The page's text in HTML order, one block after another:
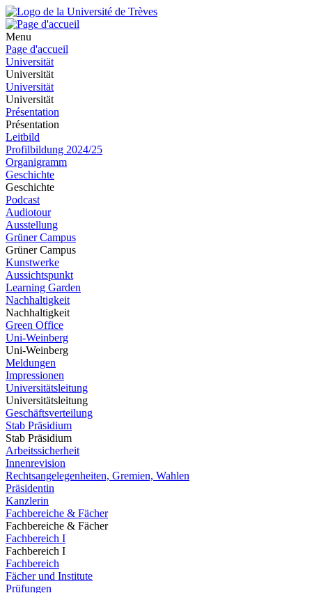
Menu
Page d'accueil
Universität
Universität
Universität
Universität
Présentation
Présentation
Leitbild
Profilbildung 2024/25
Organigramm
Geschichte
Geschichte
Podcast
Audiotour
Ausstellung
Grüner Campus
Grüner Campus
Kunstwerke
Aussichtspunkt
Learning Garden
Nachhaltigkeit
Nachhaltigkeit
Green Office
Uni-Weinberg
Uni-Weinberg
Meldungen
Impressionen
Universitätsleitung
Universitätsleitung
Geschäftsverteilung
Stab Präsidium
Stab Präsidium
Arbeitssicherheit
Innenrevision
Rechtsangelegenheiten, Gremien, Wahlen
Präsidentin
Kanzlerin
Fachbereiche & Fächer
Fachbereiche & Fächer
Fachbereich I
Fachbereich I
Fachbereich
Fächer und Institute
Prüfungen